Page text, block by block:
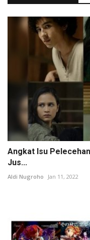
Angkat Isu
Jus...
Aldi Nugroho Jan 11, 2022